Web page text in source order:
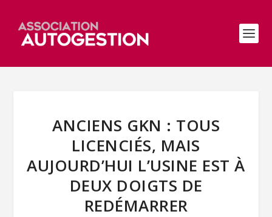
ANCIENS GKN : TOUS
LICENCIÉS, MAIS
AUJOURD’HUI L’USINE EST À
DEUX DOIGTS DE
REDÉMARRER